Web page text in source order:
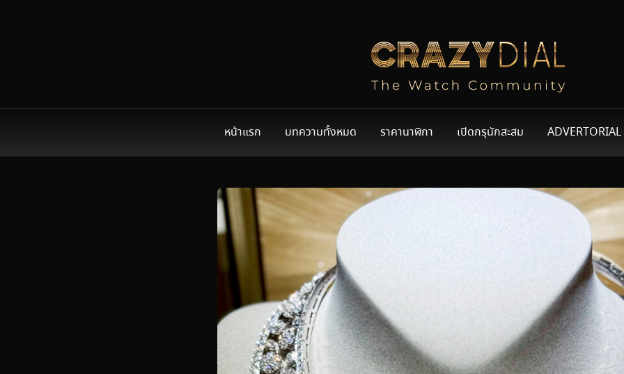
หน้าแรก บทความทั้งหมด ราคานาฬิกา เปิดกรุนักสะสม ADVERTORIAL